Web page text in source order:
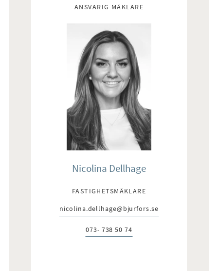
ANSVARIG MÄKLARE
Nicolina Dellhage
FASTIGHETSMÄKLARE
E-post:
nicolina.dellhage@bjurfors.se
Telefon:
073- 738 50 74